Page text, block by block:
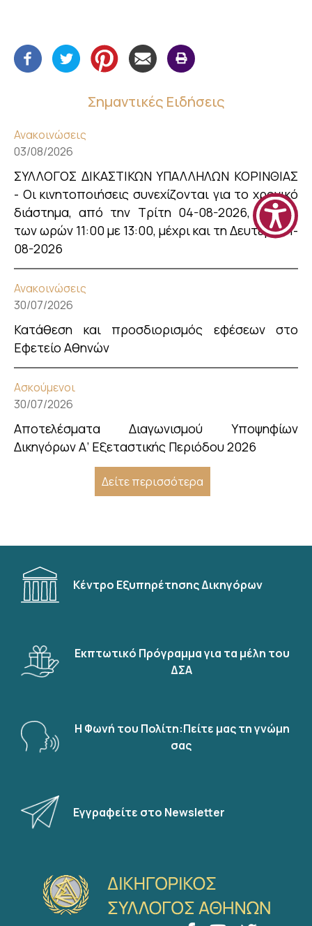
Σημαντικές Ειδήσεις
Ανακοινώσεις
03/08/2026
ΣΥΛΛΟΓΟΣ ΔΙΚΑΣΤΙΚΩΝ ΥΠΑΛΛΗΛΩΝ ΚΟΡΙΝΘΙΑΣ
- Οι κινητοποιήσεις συνεχίζονται για το χρονικό
διάστημα, από την Τρίτη 04-08-2026, μεταξύ
των ωρών 11:00 με 13:00, μέχρι και τη Δευτέρα 31-
08-2026
Ανακοινώσεις
30/07/2026
Κατάθεση και προσδιορισμός εφέσεων στο
Εφετείο Αθηνών
Ασκούμενοι
30/07/2026
Αποτελέσματα Διαγωνισμού Υποψηφίων
Δικηγόρων Α’ Εξεταστικής Περιόδου 2026
Δείτε περισσότερα
Κέντρο Εξυπηρέτησης Δικηγόρων
Εκπτωτικό Πρόγραμμα για τα μέλη του
ΔΣΑ
Η Φωνή του Πολίτη:Πείτε μας τη γνώμη
σας
Εγγραφείτε στο Newsletter